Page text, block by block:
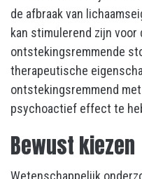
de afbraak van
kan stimulerend zijn voor
ontstekingsremmende
therapeutische
ontstekingsremmend
psychoactief effect te
Bewust kiezen
Wetenschappelijk